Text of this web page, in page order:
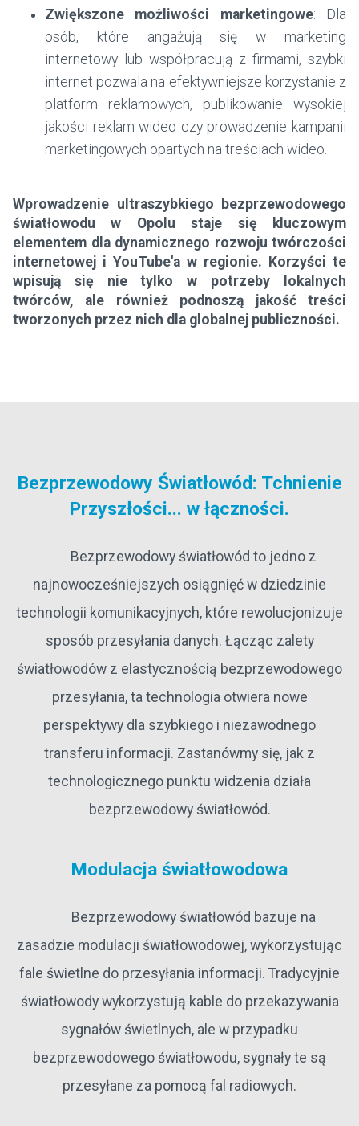
Zwiększone możliwości marketingowe: Dla
osób, które angażują się w marketing
internetowy lub współpracują z firmami, szybki
internet pozwala na efektywniejsze korzystanie z
platform reklamowych, publikowanie wysokiej
jakości reklam wideo czy prowadzenie kampanii
marketingowych opartych na treściach wideo.
Wprowadzenie ultraszybkiego bezprzewodowego
światłowodu w Opolu staje się kluczowym
elementem dla dynamicznego rozwoju twórczości
internetowej i YouTube'a w regionie. Korzyści te
wpisują się nie tylko w potrzeby lokalnych
twórców, ale również podnoszą jakość treści
tworzonych przez nich dla globalnej publiczności.
Bezprzewodowy Światłowód: Tchnienie
Przyszłości... w łączności.
Bezprzewodowy światłowód to jedno z
najnowocześniejszych osiągnięć w dziedzinie
technologii komunikacyjnych, które rewolucjonizuje
sposób przesyłania danych. Łącząc zalety
światłowodów z elastycznością bezprzewodowego
przesyłania, ta technologia otwiera nowe
perspektywy dla szybkiego i niezawodnego
transferu informacji. Zastanówmy się, jak z
technologicznego punktu widzenia działa
bezprzewodowy światłowód.
Modulacja światłowodowa
Bezprzewodowy światłowód bazuje na
zasadzie modulacji światłowodowej, wykorzystując
fale świetlne do przesyłania informacji. Tradycyjnie
światłowody wykorzystują kable do przekazywania
sygnałów świetlnych, ale w przypadku
bezprzewodowego światłowodu, sygnały te są
przesyłane za pomocą fal radiowych.